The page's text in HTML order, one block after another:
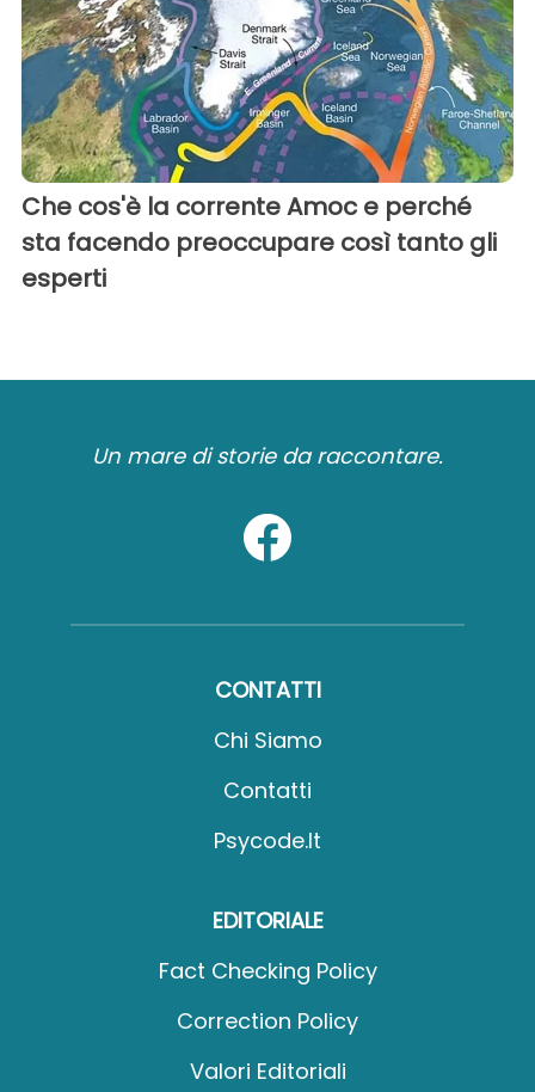
Che cos'è la corrente Amoc e perché
sta facendo preoccupare così tanto gli
esperti
Un mare di storie da raccontare.
CONTATTI
Chi Siamo
Contatti
Psycode.it
EDITORIALE
Fact Checking Policy
Correction Policy
Valori Editoriali